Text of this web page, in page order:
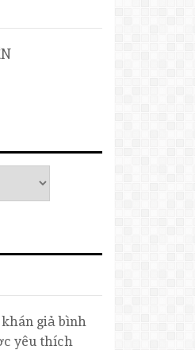
giả bình
yêu thích